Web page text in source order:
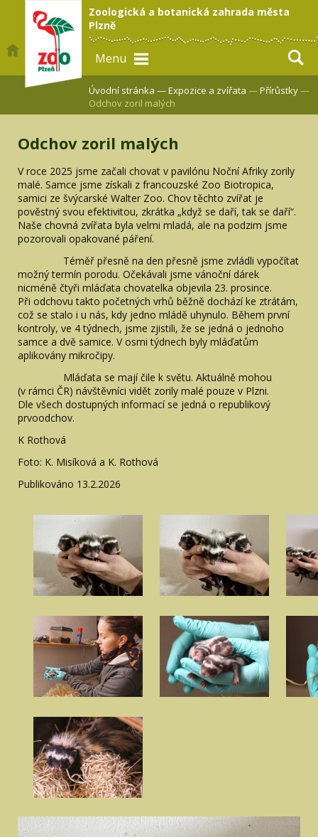
Zoologická a botanická zahrada města
Plzně
Menu
Úvodní stránka —Expozice a zvířata —Přírůstky—
Odchov zoril malých
Odchov zoril malých
V roce 2025 jsme začali chovat v pavilónu Noční Afriky zorily
malé. Samce jsme získali z francouzské Zoo Biotropica,
samici ze švýcarské Walter Zoo. Chov těchto zvířat je
pověstný svou efektivitou, zkrátka „když se daří, tak se daří“.
Naše chovná zvířata byla velmi mladá, ale na podzim jsme
pozorovali opakované páření.
Téměř přesně na den přesně jsme zvládli vypočítat
možný termín porodu. Očekávali jsme vánoční dárek
nicméně čtyři mláďata chovatelka objevila 23. prosince.
Při odchovu takto početných vrhů běžně dochází ke ztrátám,
což se stalo i u nás, kdy jedno mládě uhynulo. Během první
kontroly, ve 4 týdnech, jsme zjistili, že se jedná o jednoho
samce a dvě samice. V osmi týdnech byly mláďatům
aplikovány mikročipy.
Mláďata se mají čile k světu. Aktuálně mohou
(v rámci ČR) návštěvníci vidět zorily malé pouze v Plzni.
Dle všech dostupných informací se jedná o republikový
prvoodchov.
K Rothová
Foto: K. Misíková a K. Rothová
Publikováno 13.2.2026